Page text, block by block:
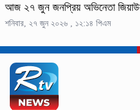
আজ ২৭ জুন জনপ্রিয় অভিনেতা
শনিবার, ২৭ জুন ২০২৬ , ১২:১৪ পিএম